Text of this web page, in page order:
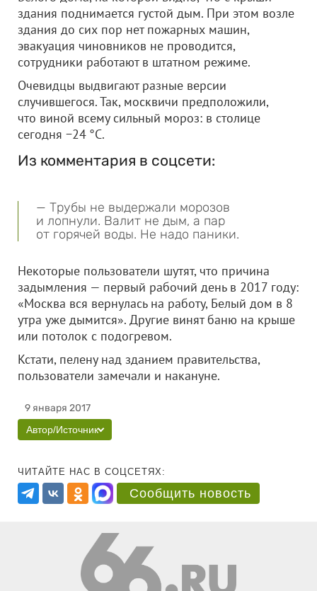
здания поднимается густой дым. При этом возле
здания до сих пор нет пожарных машин,
эвакуация чиновников не проводится,
сотрудники работают в штатном режиме.
Очевидцы выдвигают разные версии
случившегося. Так, москвичи предположили,
что виной всему сильный мороз: в столице
сегодня −24 °C.
Из комментария в соцсети:
— Трубы не выдержали морозов
и лопнули. Валит не дым, а пар
от горячей воды. Не надо паники.
Некоторые пользователи шутят, что причина
задымления — первый рабочий день в 2017 году:
«Москва вся вернулась на работу, Белый дом в 8
утра уже дымится». Другие винят баню на крыше
или потолок с подогревом.
Кстати, пелену над зданием правительства,
пользователи замечали и накануне.
9 января 2017
Автор/Источник
ЧИТАЙТЕ НАС В СОЦСЕТЯХ:
Сообщить новость